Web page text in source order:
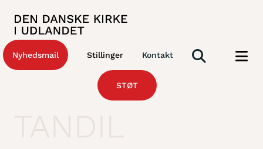
Kontakt
Stillinger
Nyhedsmail
STØT